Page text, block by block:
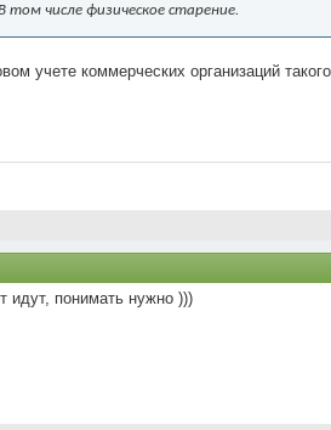
том числе физическое старение.
учете коммерческих организаций
идут, понимать нужно )))